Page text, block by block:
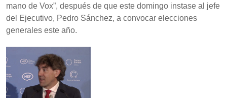
mano de Vox”, después de que este domingo instase al jefe
del Ejecutivo, Pedro Sánchez, a convocar elecciones
generales este año.